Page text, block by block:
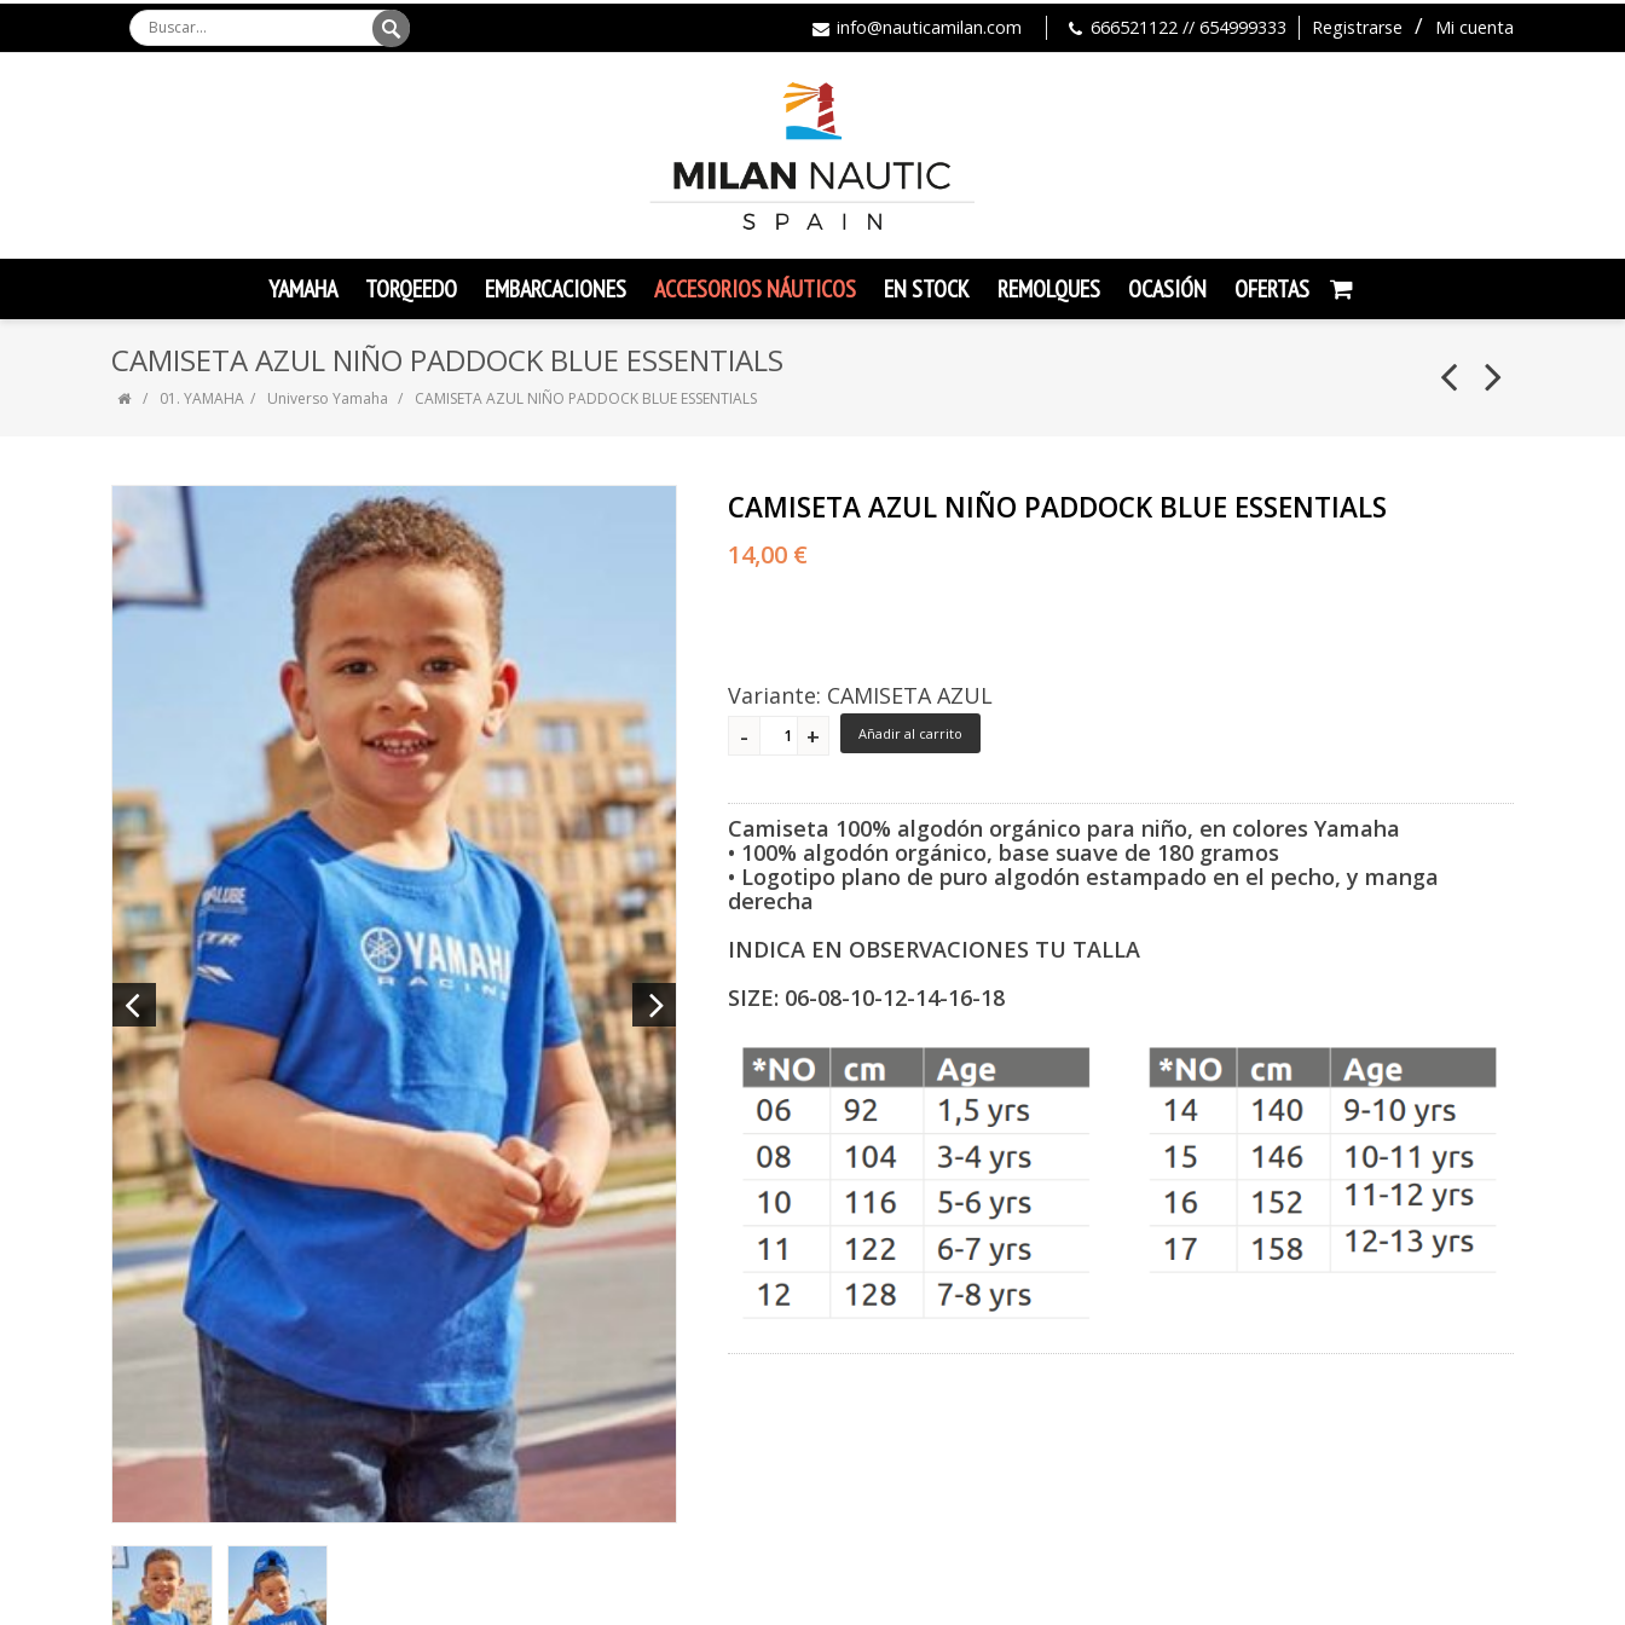
Registrarse Mi cuenta
info@nauticamilan.com 666521122 // 654999333
YAMAHA TORQEEDO EMBARCACIONES ACCESORIOS NÁUTICOS EN STOCK REMOLQUES OCASIÓN OFERTAS
CAMISETA AZUL NIÑO PADDOCK BLUE ESSENTIALS
01. YAMAHA Universo Yamaha CAMISETA AZUL NIÑO PADDOCK BLUE ESSENTIALS
CAMISETA AZUL NIÑO PADDOCK BLUE ESSENTIALS
14,00 €
Variante: CAMISETA AZUL
Añadir al carrito
Camiseta 100% algodón orgánico para niño, en colores Yamaha
• 100% algodón orgánico, base suave de 180 gramos
• Logotipo plano de puro algodón estampado en el pecho,y manga
derecha
INDICA EN OBSERVACIONES TU TALLA
SIZE: 06-08-10-12-14-16-18